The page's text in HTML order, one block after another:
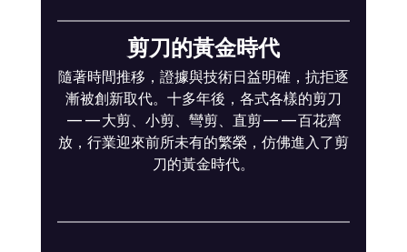
剪刀的黃金時代
隨著時間推移，證據與技術日益明確，抗拒逐
漸被創新取代。十多年後，各式各樣的剪刀
——大剪、小剪、彎剪、直剪——百花齊
放，行業迎來前所未有的繁榮，仿佛進入了剪
刀的黃金時代。